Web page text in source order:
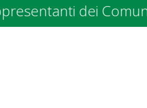
Pubblici - presso